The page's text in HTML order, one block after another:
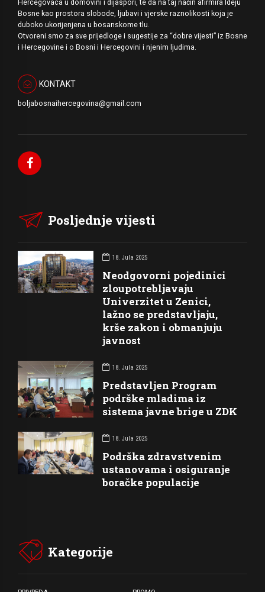
Hercegovaca u domovini i dijaspori, te da na taj način afirmira Ideju
Bosne kao prostora slobode, ljubavi i vjerske raznolikosti koja je
duboko ukorijenjena u bosanskome tlu.
Otvoreni smo za sve prijedloge i sugestije za “dobre vijesti” iz Bosne
i Hercegovine i o Bosni i Hercegovini i njenim ljudima.
KONTAKT
boljabosnaihercegovina@gmail.com
Posljednje vijesti
18. Jula 2025
Neodgovorni pojedinici
zloupotrebljavaju
Univerzitet u Zenici,
lažno se predstavljaju,
krše zakon i obmanjuju
javnost
18. Jula 2025
Predstavljen Program
podrške mladima iz
sistema javne brige u ZDK
18. Jula 2025
Podrška zdravstvenim
ustanovama i osiguranje
boračke populacije
Kategorije